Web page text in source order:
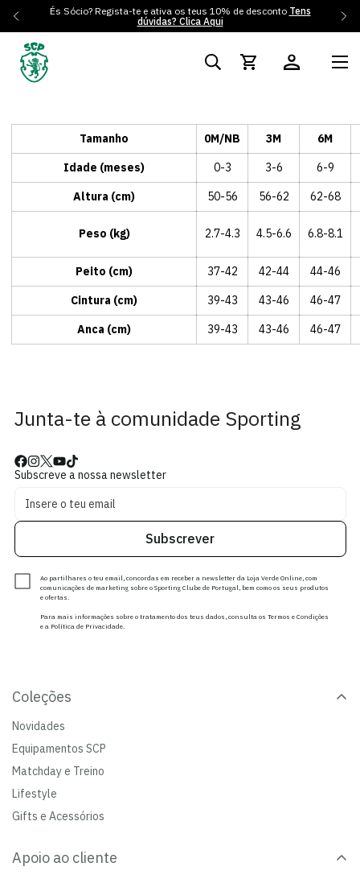
És Sócio? Regista-te e ativa os teus 10% de desconto Tens
dúvidas? Clica Aqui
Tamanho 0M/NB 3M
6M
Idade (meses)
0-3 3-6
6-9
Altura (cm)
50-56 56-62 62-68
Peso (kg) 2.7-4.3 4.5-6.6 6.8-8.1
Peito (cm) 37-42 42-44
44-46
Cintura (cm)
39-43 43-46
46-47
Anca (cm)
39-43 43-46 46-47
Junta-te à comunidade Sporting
Subscreve a nossa newsletter
Subscrever
Ao partilhares o teu email, concordas em receber a newsletter da Loja Verde Online, com
comunicações de marketing sobre o Sporting Clube de Portugal, bem como os seus produtos
e ofertas.
Para mais informações sobre o tratamento dos teus dados, consulta os Termos e Condições
e a Política de Privacidade.
Coleções
Novidades
Equipamentos SCP
Matchday e Treino
Lifestyle
Gifts e Acessórios
Apoio ao cliente